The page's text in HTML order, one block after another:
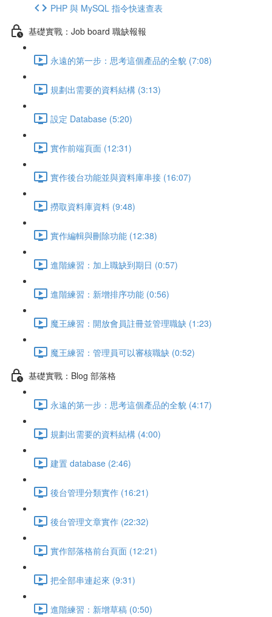
PHP 與 MySQL 指令快速查表
基礎實戰：Job board 職缺報報
永遠的第一步：思考這個產品的全貌 (7:08)
規劃出需要的資料結構 (3:13)
設定 Database (5:20)
實作前端頁面 (12:31)
實作後台功能並與資料庫串接 (16:07)
撈取資料庫資料 (9:48)
實作編輯與刪除功能 (12:38)
進階練習：加上職缺到期日 (0:57)
進階練習：新增排序功能 (0:56)
魔王練習：開放會員註冊並管理職缺 (1:23)
魔王練習：管理員可以審核職缺 (0:52)
基礎實戰：Blog 部落格
永遠的第一步：思考這個產品的全貌 (4:17)
規劃出需要的資料結構 (4:00)
建置 database (2:46)
後台管理分類實作 (16:21)
後台管理文章實作 (22:32)
實作部落格前台頁面 (12:21)
把全部串連起來 (9:31)
進階練習：新增草稿 (0:50)